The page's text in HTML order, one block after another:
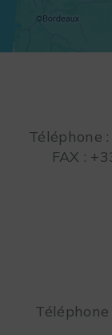
Téléphone
FAX :